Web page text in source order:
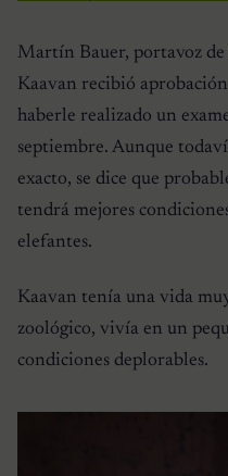
Martín Bauer, portavoz
Kaavan recibió
haberle realizado un
septiembre. Aunque
exacto, se dice que
tendrá mejores
elefantes.
Kaavan tenía una vida
zoológico, vivía en un
condiciones deplorables.